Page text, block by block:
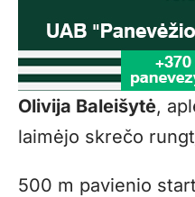
Olivija Baleišytė,
laimėjo skrečo
500 m pavienio